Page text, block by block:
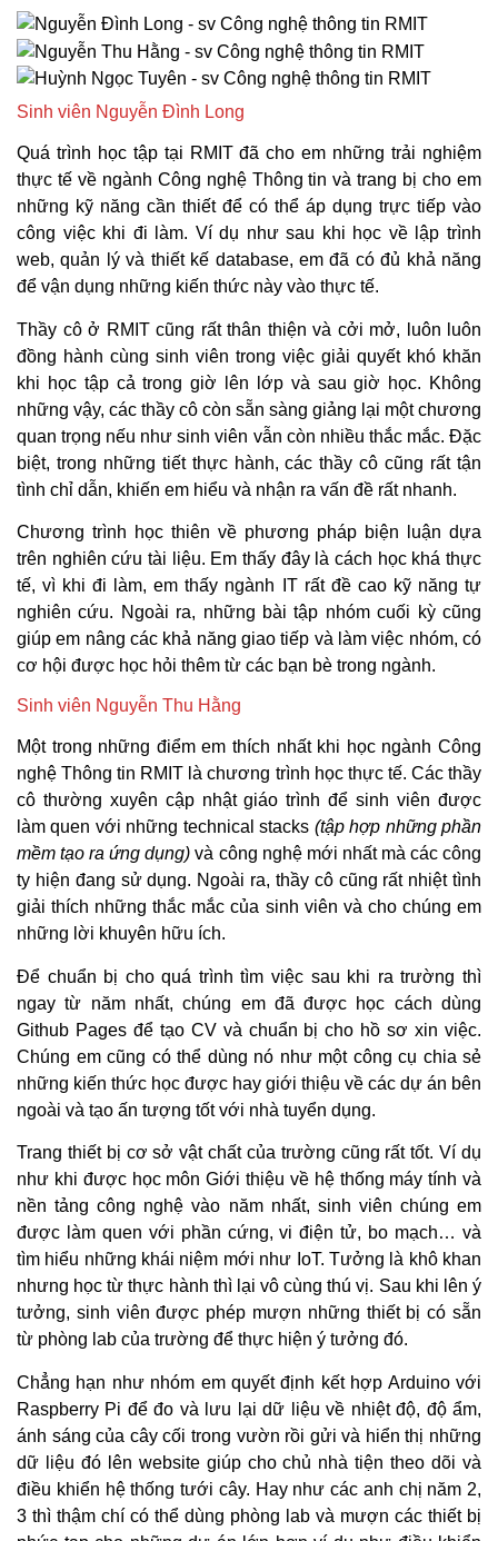
Sinh viên Nguyễn Đình Long
Quá trình học tập tại RMIT đã cho em những trải nghiệm
thực tế về ngành Công nghệ Thông tin và trang bị cho em
những kỹ năng cần thiết để có thể áp dụng trực tiếp vào
công việc khi đi làm. Ví dụ như sau khi học về lập trình
web, quản lý và thiết kế database, em đã có đủ khả năng
để vận dụng những kiến thức này vào thực tế.
Thầy cô ở RMIT cũng rất thân thiện và cởi mở, luôn luôn
đồng hành cùng sinh viên trong việc giải quyết khó khăn
khi học tập cả trong giờ lên lớp và sau giờ học. Không
những vậy, các thầy cô còn sẵn sàng giảng lại một chương
quan trọng nếu như sinh viên vẫn còn nhiều thắc mắc. Đặc
biệt, trong những tiết thực hành, các thầy cô cũng rất tận
tình chỉ dẫn, khiến em hiểu và nhận ra vấn đề rất nhanh.
Chương trình học thiên về phương pháp biện luận dựa
trên nghiên cứu tài liệu. Em thấy đây là cách học khá thực
tế, vì khi đi làm, em thấy ngành IT rất đề cao kỹ năng tự
nghiên cứu. Ngoài ra, những bài tập nhóm cuối kỳ cũng
giúp em nâng các khả năng giao tiếp và làm việc nhóm, có
cơ hội được học hỏi thêm từ các bạn bè trong ngành.
Sinh viên Nguyễn Thu Hằng
Một trong những điểm em thích nhất khi học ngành Công
nghệ Thông tin RMIT là chương trình học thực tế. Các thầy
cô thường xuyên cập nhật giáo trình để sinh viên được
làm quen với những technical stacks (tập hợp những phần
mềm tạo ra ứng dụng)và công nghệ mới nhất mà các công
ty hiện đang sử dụng. Ngoài ra, thầy cô cũng rất nhiệt tình
giải thích những thắc mắc của sinh viên và cho chúng em
những lời khuyên hữu ích.
Để chuẩn bị cho quá trình tìm việc sau khi ra trường thì
ngay từ năm nhất, chúng em đã được học cách dùng
Github Pages để tạo CV và chuẩn bị cho hồ sơ xin việc.
Chúng em cũng có thể dùng nó như một công cụ chia sẻ
những kiến thức học được hay giới thiệu về các dự án bên
ngoài và tạo ấn tượng tốt với nhà tuyển dụng.
Trang thiết bị cơ sở vật chất của trường cũng rất tốt. Ví dụ
như khi được học môn Giới thiệu về hệ thống máy tính và
nền tảng công nghệ vào năm nhất, sinh viên chúng em
được làm quen với phần cứng, vi điện tử, bo mạch… và
tìm hiểu những khái niệm mới như IoT. Tưởng là khô khan
nhưng học từ thực hành thì lại vô cùng thú vị. Sau khi lên ý
tưởng, sinh viên được phép mượn những thiết bị có sẵn
từ phòng lab của trường để thực hiện ý tưởng đó.
Chẳng hạn như nhóm em quyết định kết hợp Arduino với
Raspberry Pi để đo và lưu lại dữ liệu về nhiệt độ, độ ẩm,
ánh sáng của cây cối trong vườn rồi gửi và hiển thị những
dữ liệu đó lên website giúp cho chủ nhà tiện theo dõi và
điều khiển hệ thống tưới cây. Hay như các anh chị năm 2,
3 thì thậm chí có thể dùng phòng lab và mượn các thiết bị